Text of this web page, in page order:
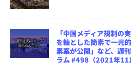
「中国メディア規制の
を軸とした簡素で一元
素案が公開」など、週
ラム #498（2021年11